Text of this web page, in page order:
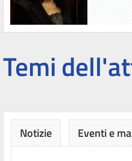
Temi
Notizie Eventi e